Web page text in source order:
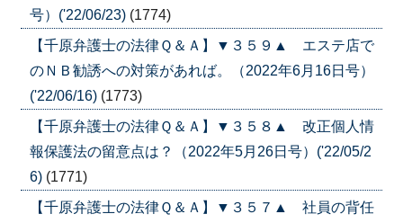
号）('22/06/23) (1774)
【千原弁護士の法律Ｑ＆Ａ】▼３５９▲ エステ店で
のＮＢ勧誘への対策があれば。（2022年6月16日号）
('22/06/16) (1773)
【千原弁護士の法律Ｑ＆Ａ】▼３５８▲ 改正個人情
報保護法の留意点は？（2022年5月26日号）('22/05/2
6) (1771)
【千原弁護士の法律Ｑ＆Ａ】▼３５７▲ 社員の背任